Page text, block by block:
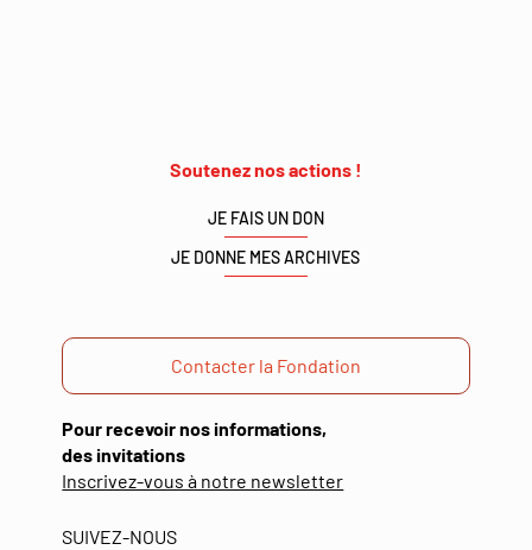
Soutenez nos actions !
JE FAIS UN DON
JE DONNE MES ARCHIVES
Contacter la Fondation
Pour recevoir nos informations,
des invitations
Inscrivez-vous à notre newsletter(ouverture
SUIVEZ-NOUS